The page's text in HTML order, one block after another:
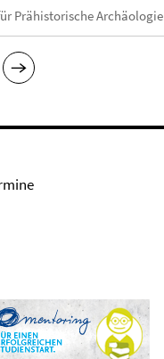
Prähistorische Archäologie